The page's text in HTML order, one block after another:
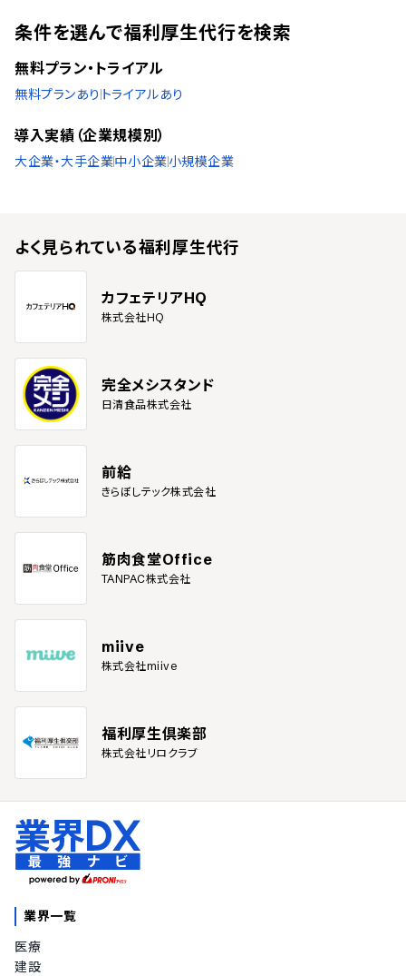
条件を選んで福利厚生代行を検索
無料プラン・トライアル
無料プランあり トライアルあり
導入実績（企業規模別）
大企業・大手企業中小企業小規模企業
よく見られている福利厚生代行
カフェテリアHQ
株式会社HQ
完全メシスタンド
日清食品株式会社
前給
きらぼしテック株式会社
筋肉食堂Office
TANPAC株式会社
miive
株式会社miive
福利厚生倶楽部
株式会社リロクラブ
業界一覧
医療
建設